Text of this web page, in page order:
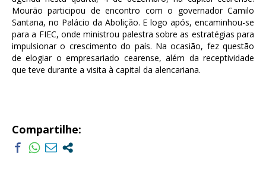
Mourão participou de encontro com o governador Camilo
Santana, no Palácio da Abolição. E logo após, encaminhou-se
para a FIEC, onde ministrou palestra sobre as estratégias para
impulsionar o crescimento do país. Na ocasião, fez questão
de elogiar o empresariado cearense, além da receptividade
que teve durante a visita à capital da alencariana.
Compartilhe: